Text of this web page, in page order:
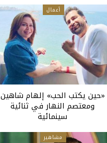
أعمال
«حين يكتب الحب» إلهام شاهين
ومعتصم النهار في ثنائية
سينمائية
مشاهير